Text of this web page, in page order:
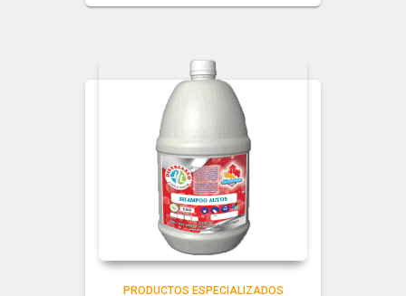
$ 5.000
PRODUCTOS ESPECIALIZADOS